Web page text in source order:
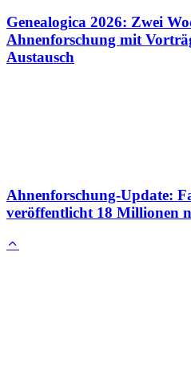
Genealogica 2026: Zwei
Ahnenforschung mit
Austausch
Ahnenforschung-Update:
veröffentlicht 18 Millionen